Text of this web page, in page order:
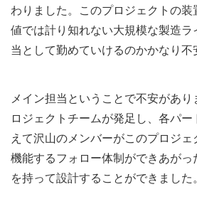
わりました。このプロジェクトの
値では計り知れない大規模な製造ラ
当として勤めていけるのかかなり不
メイン担当ということで不安があ
ロジェクトチームが発足し、各パ
えて沢山のメンバーがこのプロジ
機能するフォロー体制ができあが
を持って設計することができました